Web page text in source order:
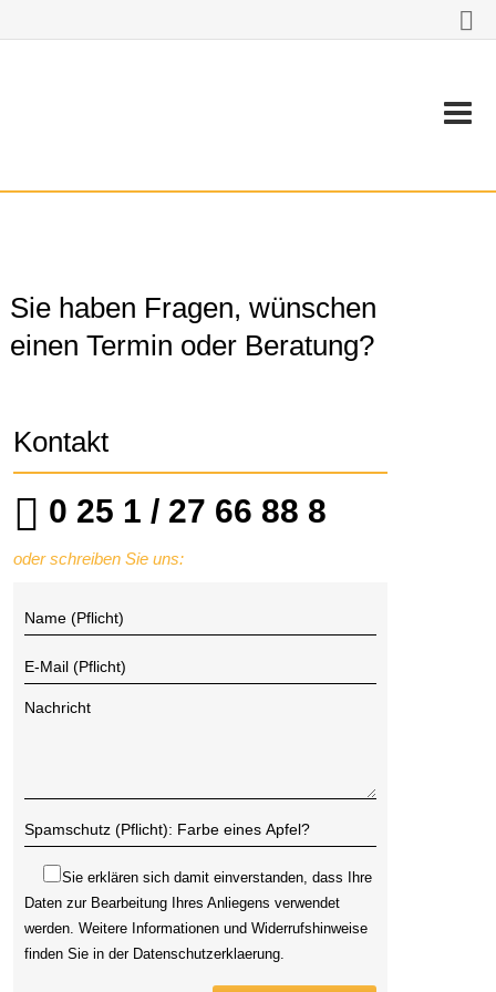
Sie haben Fragen, wünschen
einen Termin oder Beratung?
Kontakt
0 25 1 / 27 66 88 8
oder schreiben Sie uns:
Sie erklären sich damit einverstanden, dass Ihre
Daten zur Bearbeitung Ihres Anliegens verwendet
werden. Weitere Informationen und Widerrufshinweise
finden Sie in der Datenschutzerklaerung.